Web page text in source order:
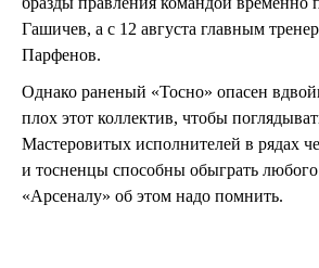
Гашичев, а с 12 августа главным
Парфенов.
Однако раненый «Тосно» опасен
плох этот коллектив, чтобы
Мастеровитых исполнителей в рядах
и тосненцы способны обыграть
«Арсеналу» об этом надо помнить.